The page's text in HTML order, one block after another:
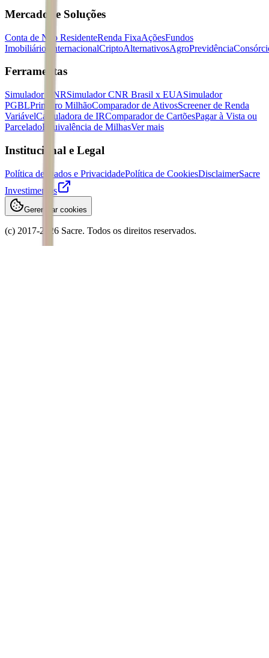
Mercados e Soluções
Conta de Não ResidenteRenda FixaAçõesFundos
Imobiliários
InternacionalCriptoAlternativosAgroPrevidência
Ferramentas
Simulador CNRSimulador CNR Brasil x EUASimulador
PGBLPrimeiro MilhãoComparador de AtivosScreener de Renda
VariávelCalculadora de IRComparador de CartõesPagar à Vista ou
ParceladoEquivalência de MilhasVer mais
Institucional e Legal
Política de Dados e PrivacidadePolítica de CookiesDisclaimerSacre
Investimentos
Gerenciar cookies
(c) 2017-2026 Sacre. Todos os direitos reservados.